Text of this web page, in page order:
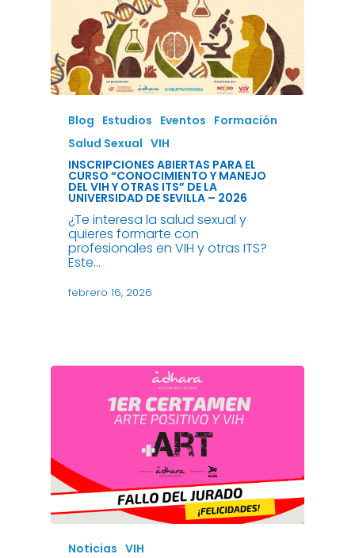
Blog Estudios Eventos Formación
Salud Sexual VIH
INSCRIPCIONES ABIERTAS PARA EL
CURSO “CONOCIMIENTO Y MANEJO
DEL VIH Y OTRAS ITS” DE LA
UNIVERSIDAD DE SEVILLA – 2026
¿Te interesa la salud sexual y
quieres formarte con
profesionales en VIH y otras ITS?
Este…
febrero 16, 2026
Noticias VIH